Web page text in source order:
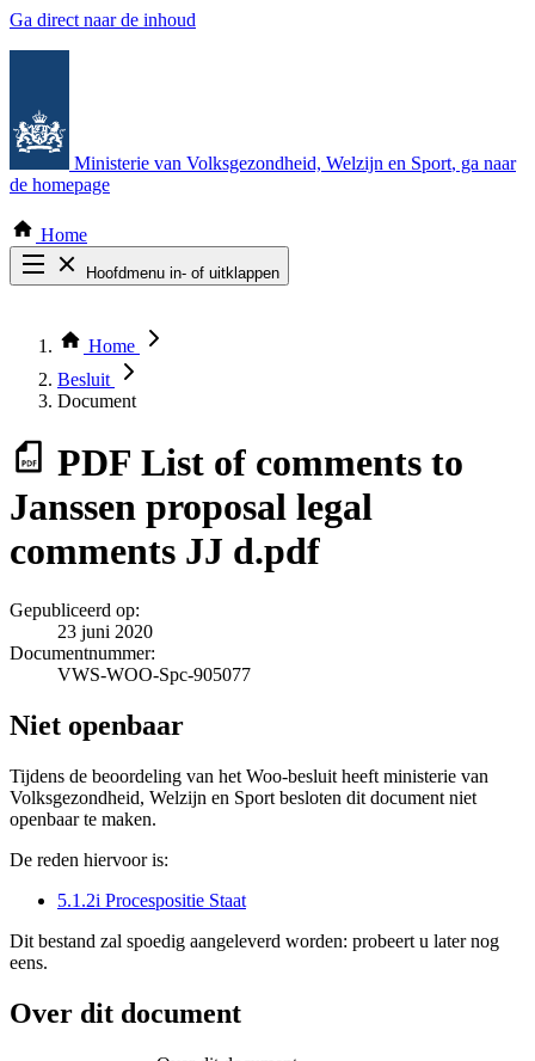
Ga direct naar de inhoud
Ministerie van Volksgezondheid, Welzijn en Sport, ga naar
de homepage
Home
Hoofdmenu in- of uitklappen
Thema COVID-19
Bekijk per bestuursorgaan
Home
Besluit
Document
PDF List of comments to
Janssen proposal legal
comments JJ d.pdf
Gepubliceerd op:
23 juni 2020
Documentnummer:
VWS-WOO-Spc-905077
Niet openbaar
Tijdens de beoordeling van het Woo-besluit heeft ministerie van
Volksgezondheid, Welzijn en Sport besloten dit document niet
openbaar te maken.
De reden hiervoor is:
5.1.2i Procespositie Staat
Dit bestand zal spoedig aangeleverd worden: probeert u later nog
eens.
Over dit document